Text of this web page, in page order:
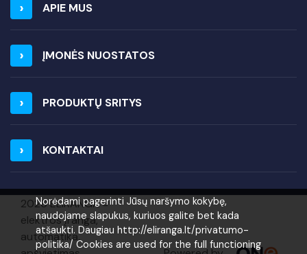
Norėdami pagerinti Jūsų naršymo kokybę,
naudojame slapukus, kuriuos galite bet kada
atšaukti. Daugiau http://eliranga.lt/privatumo-
politika/ Cookies are used for the full functioning
APIE MUS
ĮMONĖS NUOSTATOS
PRODUKTŲ SRITYS
KONTAKTAI
2026 ELIRANGA =
elektros įranga,
automatika,